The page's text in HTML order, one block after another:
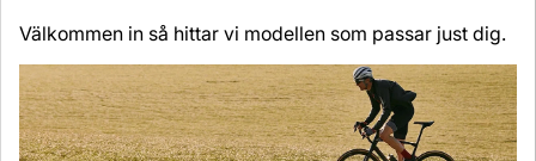
Välkommen in så hittar vi modellen som passar just dig.